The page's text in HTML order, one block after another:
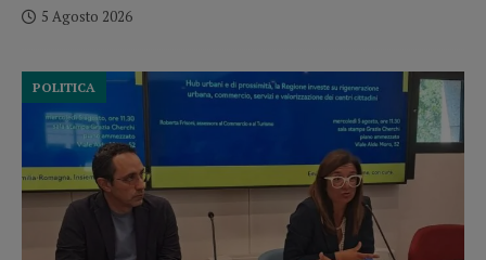
5 Agosto 2026
POLITICA